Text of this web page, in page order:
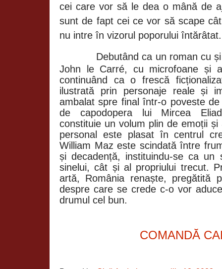
cei care vor să le dea o mână de
sunt de fapt cei ce vor să scape
nu intre în vizorul poporului întărâtat.
Debutând ca un roman cu
John le Carré, cu microfoane și
continuând ca o frescă
ilustrată prin personaje reale și
ambalat spre final într-o poveste
de capodopera lui Mircea
constituie un volum plin de emoții
personal este plasat în centrul
William Maz este scindată între
și decadență, instituindu-se ca un
sinelui, cât și al propriului trecut.
artă, România renaște, pregătită
despre care se crede c-o vor
drumul cel bun.
COMANDĂ